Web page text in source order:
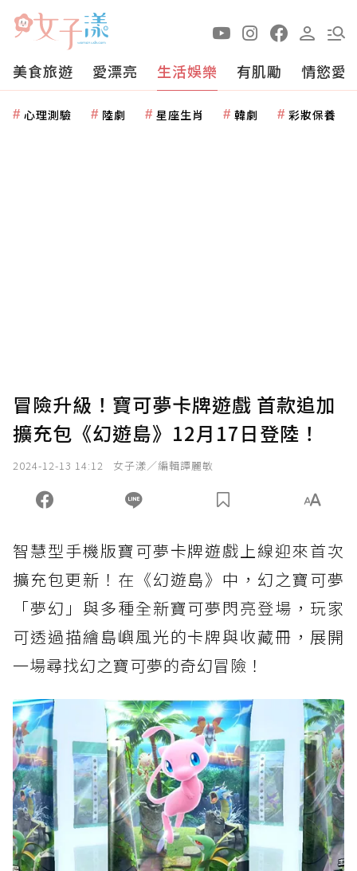
美食旅遊 愛漂亮 生活娛樂 有肌勵 情慾愛
心理測驗 陸劇 星座生肖 韓劇 彩妝保養
冒險升級！寶可夢卡牌遊戲 首款追加
擴充包《幻遊島》12月17日登陸！
2024-12-13 14:12 女子漾／編輯譚麗敏
智慧型手機版寶可夢卡牌遊戲上線迎來首次
擴充包更新！在《幻遊島》中，幻之寶可夢
「夢幻」與多種全新寶可夢閃亮登場，玩家
可透過描繪島嶼風光的卡牌與收藏冊，展開
一場尋找幻之寶可夢的奇幻冒險！